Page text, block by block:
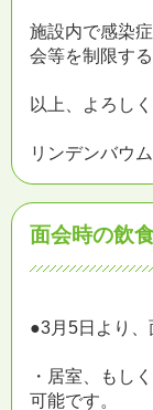
施設内で感染
会等を制限す
以上、よろし
リンデンバ
面会時の飲
●3月5日より、
・居室、もし
可能です。